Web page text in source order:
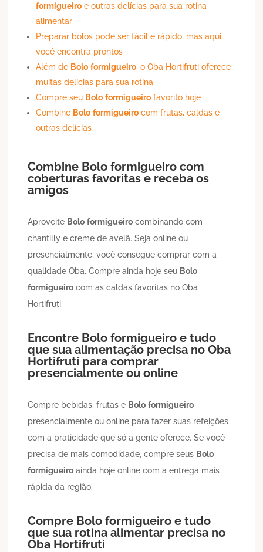
formigueiro e outras delícias para sua rotina
alimentar
Preparar bolos pode ser fácil e rápido, mas aqui
você encontra prontos
Além de Bolo formigueiro, o Oba Hortifruti oferece
muitas delícias para sua rotina
Compre seu Bolo formigueiro favorito hoje
Combine Bolo formigueiro com frutas, caldas e
outras delícias
Combine Bolo formigueiro com
coberturas favoritas e receba os
amigos
Aproveite Bolo formigueiro combinando com
chantilly e creme de avelã. Seja online ou
presencialmente, você consegue comprar com a
qualidade Oba. Compre ainda hoje seu Bolo
formigueiro com as caldas favoritas no Oba
Hortifruti.
Encontre Bolo formigueiro e tudo
que sua alimentação precisa no Oba
Hortifruti para comprar
presencialmente ou online
Compre bebidas, frutas e Bolo formigueiro
presencialmente ou online para fazer suas refeições
com a praticidade que só a gente oferece. Se você
precisa de mais comodidade, compre seus Bolo
formigueiro ainda hoje online com a entrega mais
rápida da região.
Compre Bolo formigueiro e tudo
que sua rotina alimentar precisa no
Oba Hortifruti